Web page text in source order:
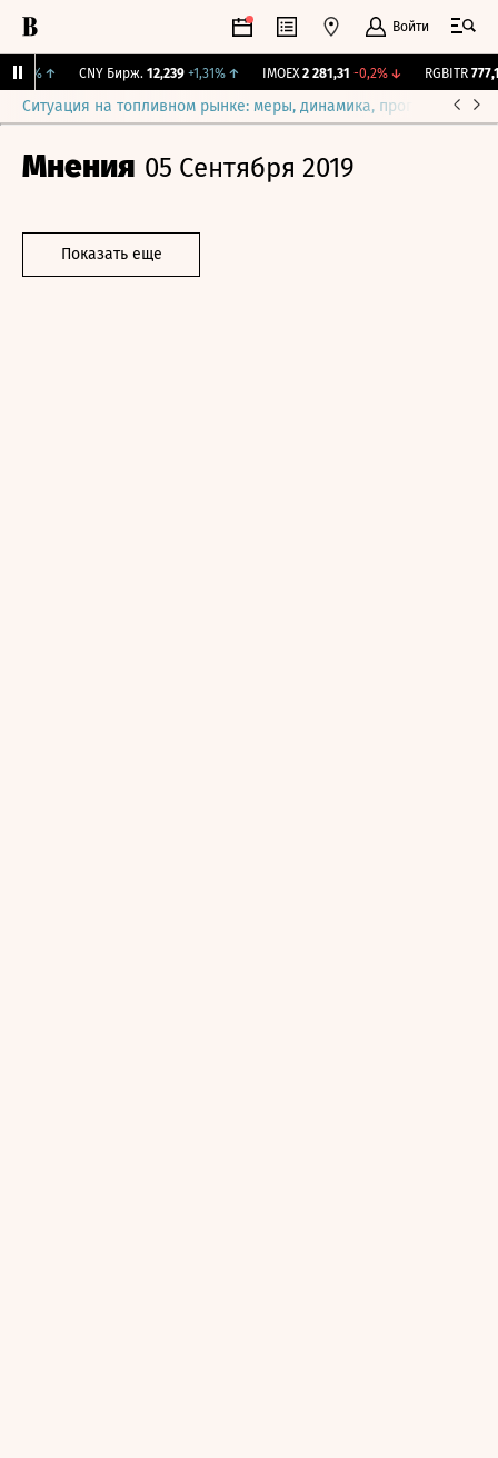
Войти
↑ CNY Бирж. 12,239 +1,31% ↑ IMOEX 2 281,31 -0,2%↓ RGBITR 777,14
Ситуация на топливном рынке: меры, динамика, прогнозы
Мнения 05 Сентября 2019
Показать еще